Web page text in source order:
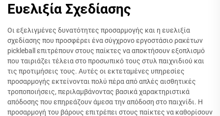
Ευελιξία Σχεδίασης
Οι εξελιγμένες δυνατότητες προσαρμογής και η ευελιξία
σχεδίασης που προσφέρει ένα σύγχρονο εργοστάσιο ρακέτων
pickleball επιτρέπουν στους παίκτες να αποκτήσουν εξοπλισμό
που ταιριάζει τέλεια στο προσωπικό τους στυλ παιχνιδιού και
τις προτιμήσεις τους. Αυτές οι εκτεταμένες υπηρεσίες
προσαρμογής εκτείνονται πολύ πέρα από απλές αισθητικές
τροποποιήσεις, περιλαμβάνοντας βασικά χαρακτηριστικά
απόδοσης που επηρεάζουν άμεσα την απόδοση στο παιχνίδι. Η
προσαρμογή του βάρους επιτρέπει στους παίκτες να καθορίσουν